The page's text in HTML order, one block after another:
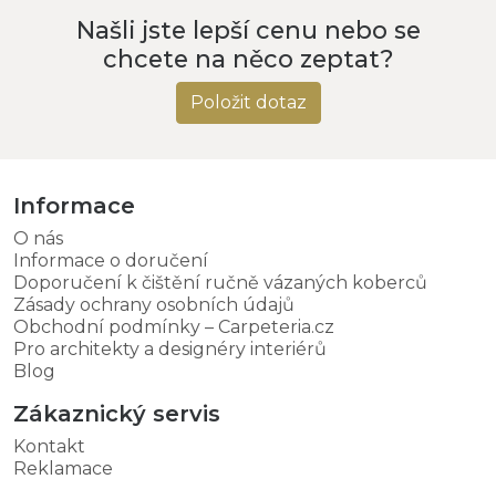
Našli jste lepší cenu nebo se
chcete na něco zeptat?
Položit dotaz
Informace
O nás
Informace o doručení
Doporučení k čištění ručně vázaných koberců
Zásady ochrany osobních údajů
Obchodní podmínky – Carpeteria.cz
Pro architekty a designéry interiérů
Blog
Zákaznický servis
Kontakt
Reklamace